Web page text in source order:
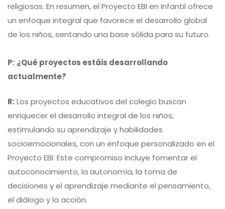
religiosas. En resumen, el Proyecto EBI en Infantil ofrece
un enfoque integral que favorece el desarrollo global
de los niños, sentando una base sólida para su futuro.
P: ¿Qué proyectos estáis desarrollando
actualmente?
R:Los proyectos educativos del colegio buscan
enriquecer el desarrollo integral de los niños,
estimulando su aprendizaje y habilidades
socioemocionales, con un enfoque personalizado en el
Proyecto EBI. Este compromiso incluye fomentar el
autoconocimiento, la autonomía, la toma de
decisiones y el aprendizaje mediante el pensamiento,
el diálogo y la acción.